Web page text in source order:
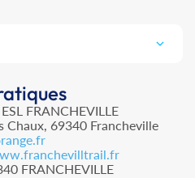
FRANCHEVILLE
Chaux, 69340 Francheville
FRANCHEVILLE